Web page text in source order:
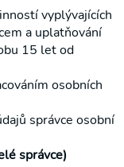
vyplývajících
a uplatňování
15 let od
osobních
správce osobní
správce)